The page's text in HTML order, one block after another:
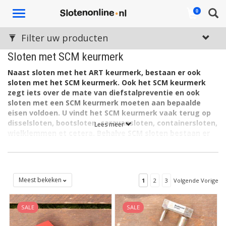
Toggle
0
Sloten met SCM keurmerk
Naast sloten met het ART keurmerk, bestaan er ook
sloten met het SCM keurmerk. Ook het SCM keurmerk
zegt iets over de mate van diefstalpreventie en ook
sloten met een SCM keurmerk moeten aan bepaalde
eisen voldoen. U vindt het SCM keurmerk vaak terug op
disselsloten, bootsloten, caravansloten, containersloten,
bijvoorbeeld laat inbouwen in een voertuig.
Motorrijtuigbeveiliging. Aan een SCM gekeurd slot worden
uiteraard bepaalde eisen gesteld. Het keurmerk kent, net als het
ART keurmerk, verschillende veiligheidsklassen. Bij de klasse
‘standaard’ geldt dat een slot minimaal 3 minuten bestand moet
zijn tegen openbreken. Bij de klasse ‘zwaar’ geldt een minimum
Lees meer
Filter uw producten
Meest bekeken 1 2 3 Volgende Vorige
SALE SALE